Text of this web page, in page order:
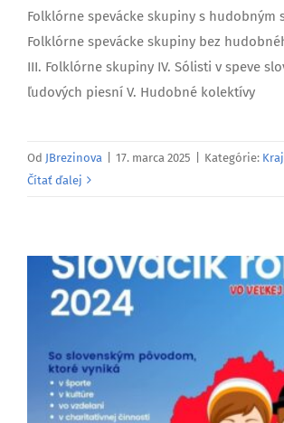
Folklórne spevácke skupiny s hudobným
Folklórne spevácke skupiny bez
III. Folklórne skupiny IV. Sólisti v speve
ľudových piesní V. Hudobné kolektívy
Od JBrezinova 17. marca 2025 Kategórie:
Čítať ďalej